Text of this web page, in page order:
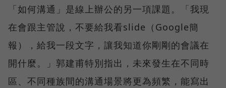
「如何溝通」是線上辦公的另一項課題。「我現
在會跟主管說，不要給我看slide（Google簡
報），給我一段文字，讓我知道你剛剛的會議在
開什麼。」郭建甫特別指出，未來發生在不同時
區、不同種族間的溝通場景將更為頻繁，能寫出